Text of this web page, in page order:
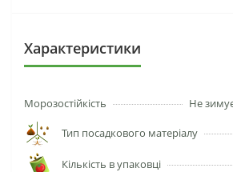
Характеристики
Морозостійкість Не
Тип посадкового матеріалу
Кількість в упаковці